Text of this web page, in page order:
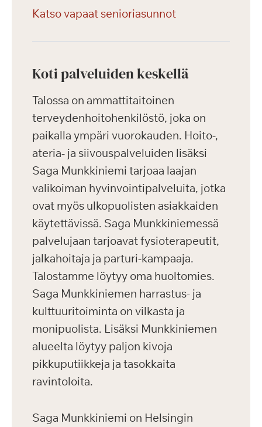
Katso vapaat senioriasunnot
Koti palveluiden keskellä
Talossa on ammattitaitoinen
terveydenhoitohenkilöstö, joka on
paikalla ympäri vuorokauden. Hoito-,
ateria- ja siivouspalveluiden lisäksi
Saga Munkkiniemi tarjoaa laajan
valikoiman hyvinvointipalveluita, jotka
ovat myös ulkopuolisten asiakkaiden
käytettävissä. Saga Munkkiniemessä
palvelujaan tarjoavat fysioterapeutit,
jalkahoitaja ja parturi-kampaaja.
Talostamme löytyy oma huoltomies.
Saga Munkkiniemen harrastus- ja
kulttuuritoiminta on vilkasta ja
monipuolista. Lisäksi Munkkiniemen
alueelta löytyy paljon kivoja
pikkuputiikkeja ja tasokkaita
ravintoloita.
Saga Munkkiniemi on Helsingin